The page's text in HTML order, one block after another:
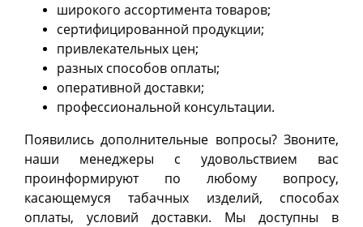
широкого ассортимента товаров;
сертифицированной продукции;
привлекательных цен;
разных способов оплаты;
оперативной доставки;
профессиональной консультации.
Появились дополнительные вопросы? Звоните,
наши менеджеры с удовольствием вас
проинформируют по любому вопросу,
касающемуся табачных изделий, способах
оплаты, условий доставки. Мы доступны в